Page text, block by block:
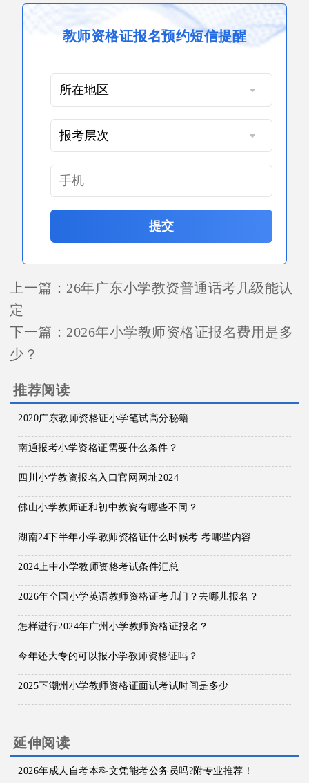
教师资格证报名预约短信提醒
提交
上一篇： 26年广东小学教资普通话考几级能认
定
下一篇： 2026年小学教师资格证报名费用是多
少？
推荐阅读
2020广东教师资格证小学笔试高分秘籍
南通报考小学资格证需要什么条件？
四川小学教资报名入口官网网址2024
佛山小学教师证和初中教资有哪些不同？
湖南24下半年小学教师资格证什么时候考 考哪些内容
2024上中小学教师资格考试条件汇总
2026年全国小学英语教师资格证考几门？去哪儿报名？
怎样进行2024年广州小学教师资格证报名？
今年还大专的可以报小学教师资格证吗？
2025下潮州小学教师资格证面试考试时间是多少
延伸阅读
2026年成人自考本科文凭能考公务员吗?附专业推荐！